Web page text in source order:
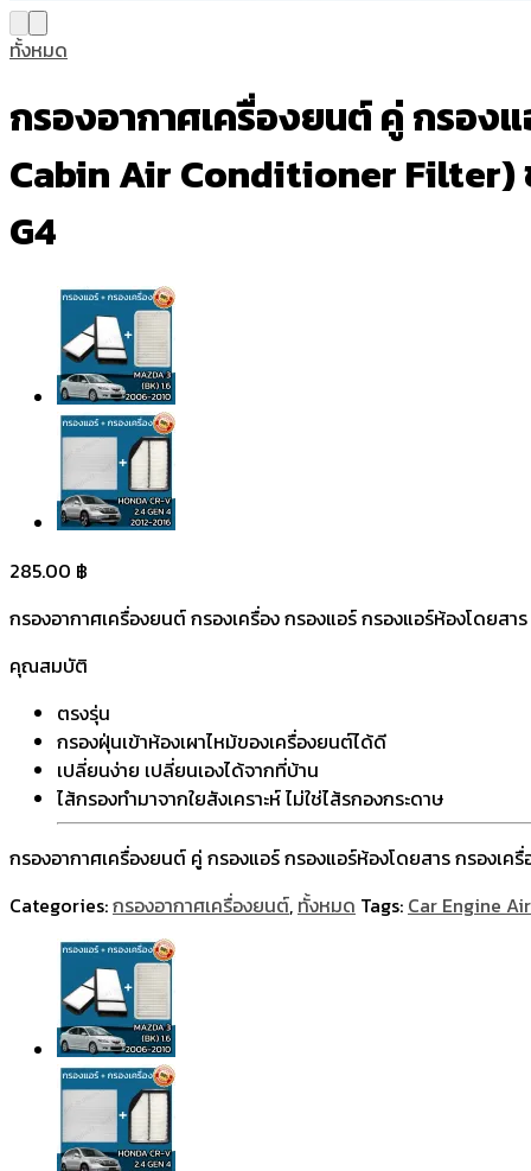
ทั้งหมด
กรองอากาศเครื่องยนต์ คู่ กรอง
Cabin Air Conditioner Filter)
G4
285.00 ฿
กรองอากาศเครื่องยนต์ กรองเครื่อง กรองแอร์ กรองแอร์ห้องโดย
คุณสมบัติ
ตรงรุ่น
กรองฝุ่นเข้าห้องเผาไหม้ของเครื่องยนต์ได้ดี
เปลี่ยนง่าย เปลี่ยนเองได้จากที่บ้าน
ไส้กรองทำมาจากใยสังเคราะห์ ไม่ใช่ไส้รกองกระดาษ
กรองอากาศเครื่องยนต์ คู่ กรองแอร์ กรองแอร์ห้องโดยสาร กรองเ
Categories:กรองอากาศเครื่องยนต์, ทั้งหมด Tags: Car Engine